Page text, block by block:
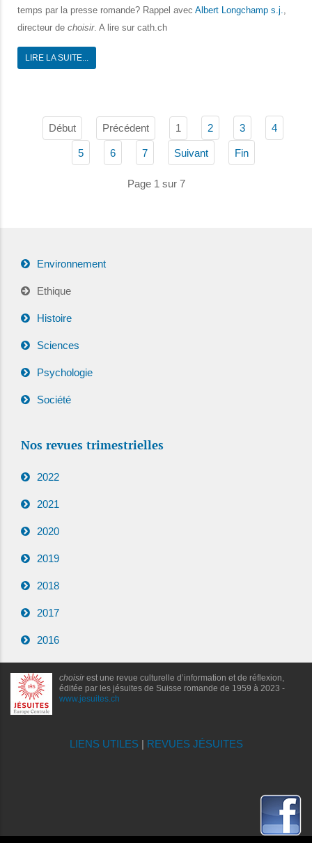
temps par la presse romande? Rappel avec Albert Longchamp s.j.,
directeur de choisir. A lire sur cath.ch
LIRE LA SUITE...
Début Précédent 1 2 3 4
5 6 7 Suivant Fin
Page 1 sur 7
Environnement
Ethique
Histoire
Sciences
Psychologie
Société
Nos revues trimestrielles
2022
2021
2020
2019
2018
2017
2016
choisirest une revue culturelle d’information et de réflexion,
éditée par les jésuites de Suisse romande de 1959 à 2023 -
www.jesuites.ch
LIENS UTILES| REVUES JÉSUITES